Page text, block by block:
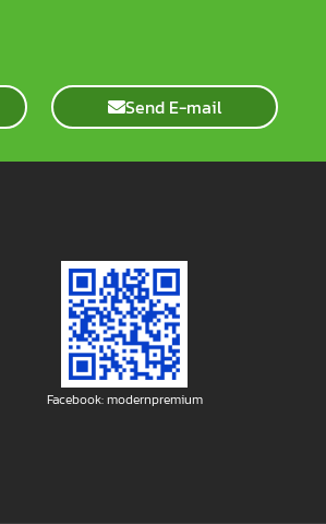
Send E-mail
Facebook: modernpremium